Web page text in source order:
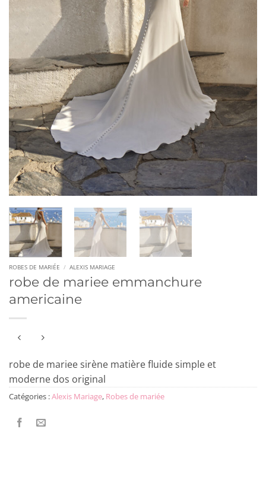
ROBES DE MARIÉE / ALEXIS MARIAGE
robe de mariee emmanchure
americaine
robe de mariee sirène matière fluide simple et
moderne dos original
Catégories :Alexis Mariage, Robes de mariée